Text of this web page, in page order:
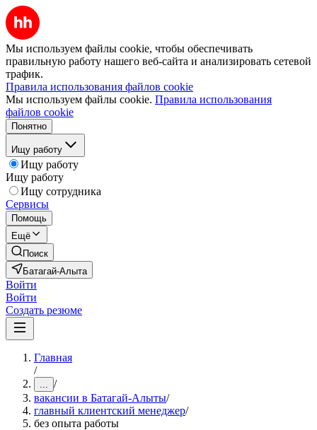
Мы используем файлы cookie, чтобы обеспечивать
правильную работу нашего веб-сайта и анализировать сетевой
трафик.
Правила использования файлов cookie
Мы используем файлы cookie. Правила использования
файлов cookie
Понятно
Ищу работу
Ищу работу
Ищу работу
Ищу сотрудника
Сервисы
Помощь
Ещё
Поиск
Батагай-Алыта
Войти
Войти
Создать резюме
Главная
/
... /
вакансии в Батагай-Алыты/
главный клиентский менеджер/
без опыта работы